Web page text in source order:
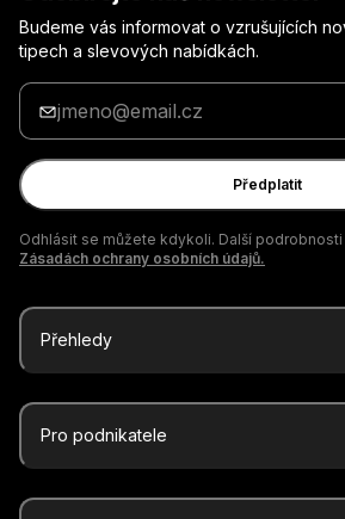
Budeme vás informovat o vzrušujících
tipech a slevových nabídkách.
Zadejte
svůj
e-
mail
Předplatit
Odhlásit se můžete kdykoli. Další
Zásadách ochrany osobních údajů.
Přehledy
Pro podnikatele